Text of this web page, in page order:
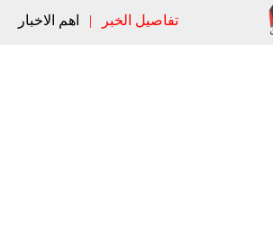
تفاصيل الخبر | اهم الاخبار